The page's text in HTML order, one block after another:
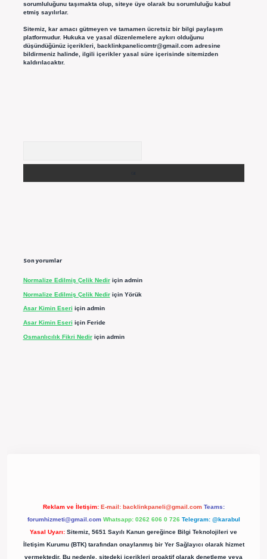
sorumluluğunu taşımakta olup, siteye üye olarak bu sorumluluğu kabul
etmiş sayılırlar.
Sitemiz, kar amacı gütmeyen ve tamamen ücretsiz bir bilgi paylaşım
platformudur. Hukuka ve yasal düzenlemelere aykırı olduğunu
düşündüğünüz içerikleri, backlinkpanelicomtr@gmail.comadresine
bildirmeniz halinde, ilgili içerikler yasal süre içerisinde sitemizden
kaldırılacaktır.
Son yorumlar
Normalize Edilmiş Çelik Nediriçin admin
Normalize Edilmiş Çelik Nediriçin Yörük
Asar Kimin Eseri için admin
Asar Kimin Eseri için Feride
Osmanlıcılık Fikri Nediriçin admin
Reklam ve İletişim: E-mail: backlinkpaneli@gmail.com Teams:
forumhizmeti@gmail.com Whatsapp: 0262 606 0 726 Telegram: @karabul
Yasal Uyarı: Sitemiz, 5651 Sayılı Kanun gereğince Bilgi Teknolojileri ve
İletişim Kurumu (BTK) tarafından onaylanmış bir Yer Sağlayıcı olarak hizmet
vermektedir. Bu nedenle, sitedeki içerikleri proaktif olarak denetleme veya